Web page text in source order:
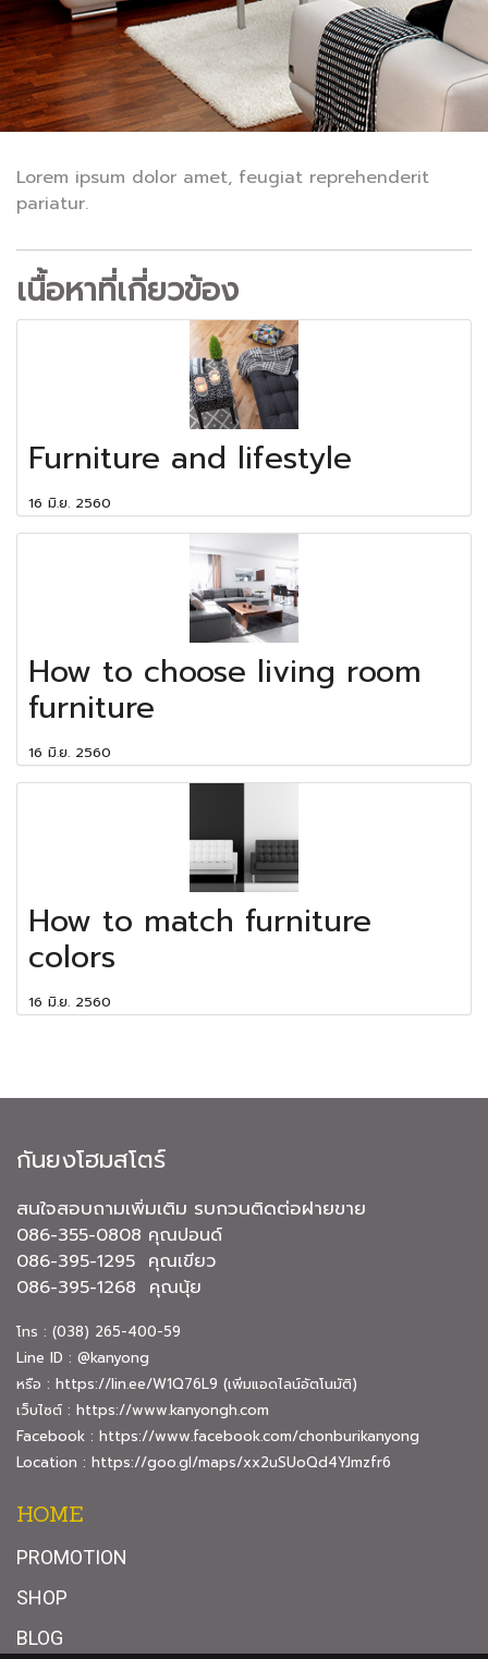
Lorem ipsum dolor amet, feugiat reprehenderit
pariatur.
เนื้อหาที่เกี่ยวข้อง
Furniture and lifestyle
16 มิ.ย. 2560
How to choose living room
furniture
16 มิ.ย. 2560
How to match furniture
colors
16 มิ.ย. 2560
กันยงโฮมสโตร์
สนใจสอบถามเพิ่มเติม รบกวนติดต่อฝายขาย
086-355-0808 คุณปอนด์
086-395-1295 คุณเขียว
086-395-1268 คุณนุ้ย
โทร : (038) 265-400-59
Line ID : @kanyong
หรือ : https://lin.ee/W1Q76L9 (เพิ่มแอดไลน์อัตโนมัติ)
เว็บไซต์ : https://www.kanyongh.com
Facebook : https://www.facebook.com/chonburikanyong
Location : https://goo.gl/maps/xx2uSUoQd4YJmzfr6
HOME
PROMOTION
SHOP
BLOG